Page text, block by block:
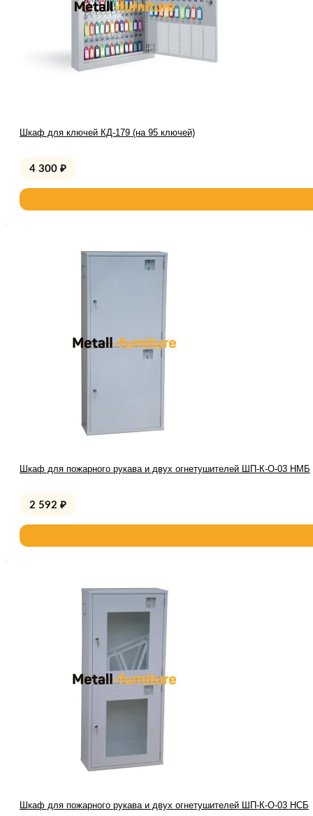
Шкаф для ключей КД-179 (на 95 ключей)
4 300 ₽
Шкаф для пожарного рукава и двух огнетушителей ШП-К-О-03 НМБ
2 592 ₽
Шкаф для пожарного рукава и двух огнетушителей ШП-К-О-03 НСБ